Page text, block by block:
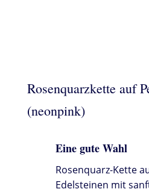
Rosenquarzkette auf
(neonpink)
Eine gute Wahl
Rosenquarz-Kette
Edelsteinen mit